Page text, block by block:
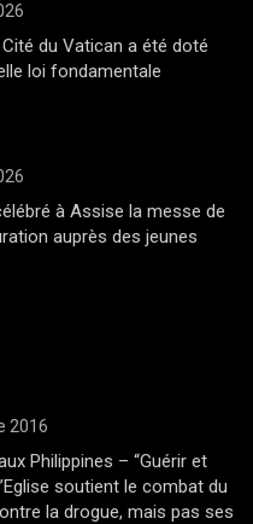
Cité du Vatican a été doté
loi fondamentale
à Assise la messe de
auprès des jeunes
2016
Philippines – “Guérir et
soutient le combat du
la drogue, mais pas ses